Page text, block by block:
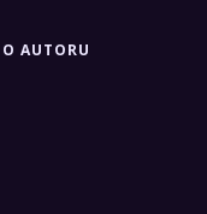
O AUTORU